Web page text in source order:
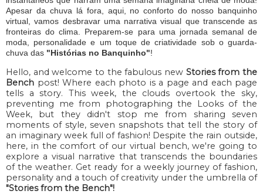
Apesar da chuva lá fora, aqui, no conforto do nosso banquinho
virtual, vamos desbravar uma narrativa visual que transcende as
fronteiras do clima. Preparem-se para uma jornada semanal de
moda, personalidade e um toque de criatividade sob o guarda-
chuva das "Histórias no Banquinho"!
Hello, and welcome to the fabulous new Stories from the
Bench post! Where each photo is a page and each page
tells a story. This week, the clouds overtook the sky,
preventing me from photographing the Looks of the
Week, but they didn't stop me from sharing seven
moments of style, seven snapshots that tell the story of
an imaginary week full of fashion! Despite the rain outside,
here, in the comfort of our virtual bench, we're going to
explore a visual narrative that transcends the boundaries
of the weather. Get ready for a weekly journey of fashion,
personality and a touch of creativity under the umbrella of
"Stories from the Bench"!